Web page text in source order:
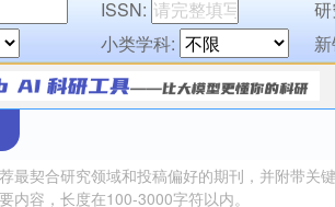
ISSN:
小类学科: